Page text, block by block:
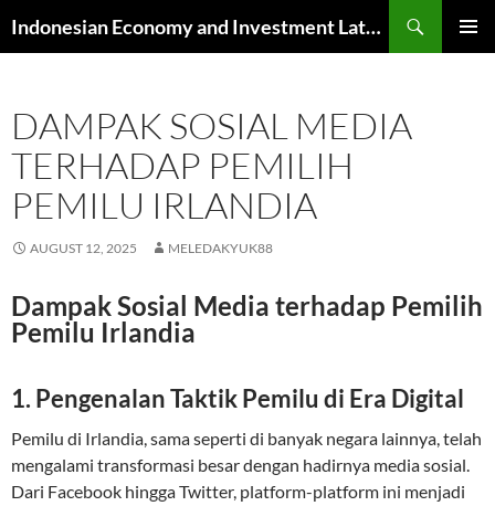
to
Indonesian Economy and Investment Latest News
DAMPAK SOSIAL MEDIA
TERHADAP PEMILIH
PEMILU IRLANDIA
AUGUST 12, 2025 MELEDAKYUK88
Dampak Sosial Media terhadap Pemilih
Pemilu Irlandia
1. Pengenalan Taktik Pemilu di Era Digital
Pemilu di Irlandia, sama seperti di banyak negara lainnya, telah
mengalami transformasi besar dengan hadirnya media sosial.
Dari Facebook hingga Twitter, platform-platform ini menjadi